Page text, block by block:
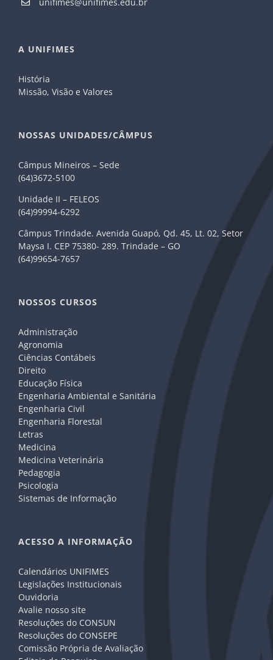
A UNIFIMES
História
Missão, Visão e Valores
NOSSAS UNIDADES/CÂMPUS
Câmpus Mineiros – Sede
(64)3672-5100
Unidade II – FELEOS
(64)99994-6292
Câmpus Trindade. Avenida Guapó, Qd. 45, Lt. 02, Setor
Maysa I. CEP 75380- 289. Trindade – GO
(64)99654-7657
NOSSOS CURSOS
Administração
Agronomia
Ciências Contábeis
Direito
Educação Física
Engenharia Ambiental e Sanitária
Engenharia Civil
Engenharia Florestal
Letras
Medicina
Medicina Veterinária
Pedagogia
Psicologia
Sistemas de Informação
ACESSO A INFORMAÇÃO
Calendários UNIFIMES
Legislações Institucionais
Ouvidoria
Avalie nosso site
Resoluções do CONSUN
Resoluções do CONSEPE
Comissão Própria de Avaliação